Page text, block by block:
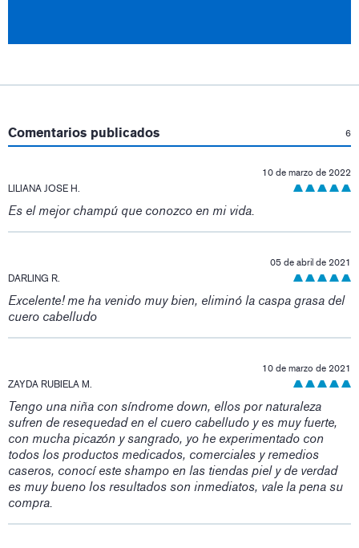
Comentarios publicados: 6
LILIANA JOSE H.
10 de marzo de 2022
Es el mejor champú que conozco en mi vida.
DARLING R.
05 de abril de 2021
Excelente! me ha venido muy bien, eliminó la caspa grasa del
cuero cabelludo
ZAYDA RUBIELA M.
10 de marzo de 2021
Tengo una niña con síndrome down, ellos por naturaleza
sufren de resequedad en el cuero cabelludo y es muy fuerte,
con mucha picazón y sangrado, yo he experimentado con
todos los productos medicados, comerciales y remedios
caseros, conocí este shampo en las tiendas piel y de verdad
es muy bueno los resultados son inmediatos, vale la pena su
compra.